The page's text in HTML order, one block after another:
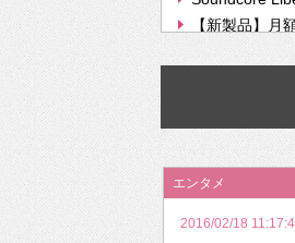
【新製品】月
【次世代の没
挫折率8割の
2026年のバレ
エンタメ
2016/02/18